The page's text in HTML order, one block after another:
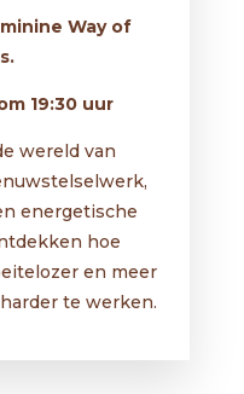
Way of
19:30 uur
wereld van
energetische
hoe
en meer
te werken.